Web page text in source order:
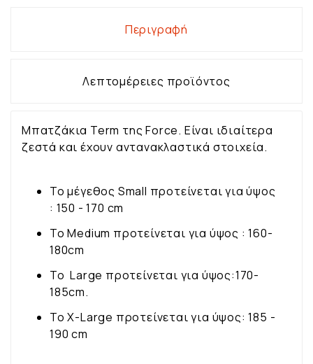
Περιγραφή
Λεπτομέρειες προϊόντος
Μπατζάκια Term της Force. Είναι ιδιαίτερα
ζεστά και έχουν αντανακλαστικά στοιχεία.
Το μέγεθος Small προτείνεται για ύψος
: 150 - 170 cm
To Medium προτείνεται για ύψος : 160-
180cm
To Large προτείνεται για ύψος:170-
185cm.
Το X-Large προτείνεται για ύψος: 185 -
190 cm